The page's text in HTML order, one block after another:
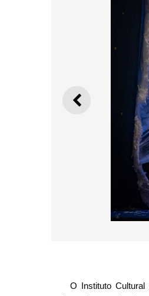
ANTERIOR
O Instituto Cultural